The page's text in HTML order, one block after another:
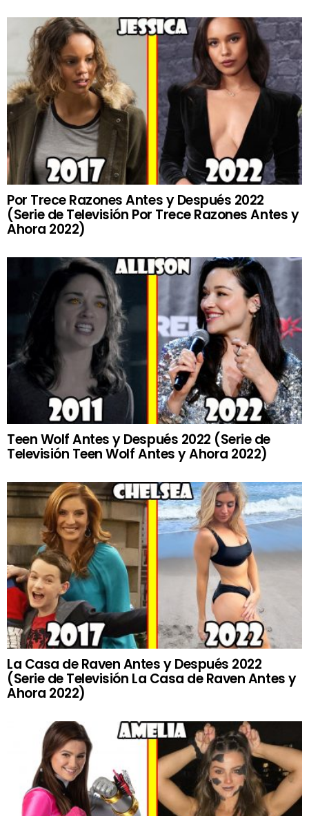
Por Trece Razones Antes y Después 2022
(Serie de Televisión Por Trece Razones Antes y
Ahora 2022)
Teen Wolf Antes y Después 2022 (Serie de
Televisión Teen Wolf Antes y Ahora 2022)
La Casa de Raven Antes y Después 2022
(Serie de Televisión La Casa de Raven Antes y
Ahora 2022)